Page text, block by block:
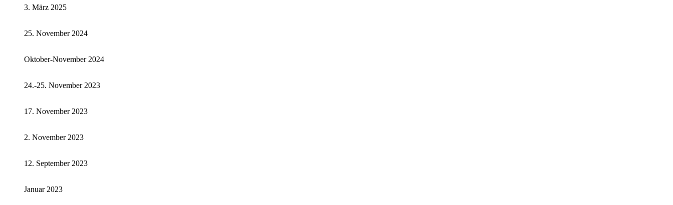
3. März 2025
25. November 2024
Oktober-November 2024
24.-25. November 2023
17. November 2023
2. November 2023
12. September 2023
Januar 2023